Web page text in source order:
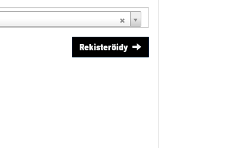
Rekisteröidy